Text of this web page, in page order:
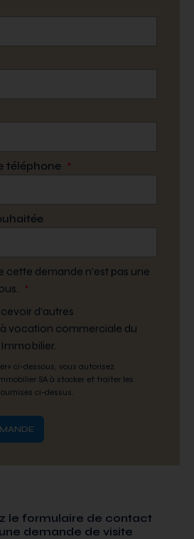
téléphone *
cette demande n’est pas une
*
d'autres
vocation commerciale du
ci-dessous, vous autorisez
SA à stocker et traiter les
ci-dessus.
le formulaire de contact
demande de visite